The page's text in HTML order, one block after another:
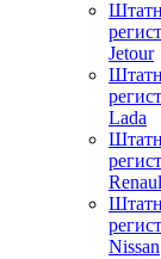
Jetour
Lada
Nissan